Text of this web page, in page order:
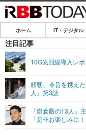
ホーム
IT・デジタル
ネタ
ショッピング
SPEED TEST
エンタメ
エンタメTOP
ライフ
ホーム IT・デジタル
注目記事
10G光回線導入レポ
頼朝、令旨を携え
人』第3話
『鎌倉殿の13人』
「是非お楽しみに！